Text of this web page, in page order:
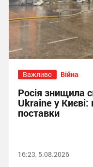
Важливо Війна
Росія знищила
Ukraine у
поставки
16:23, 5.08.2026